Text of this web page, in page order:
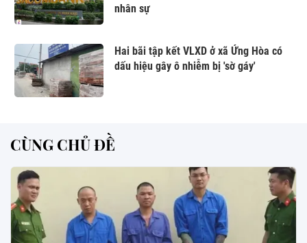
nhân sự
Hai bãi tập kết VLXD ở xã Ứng Hòa có
dấu hiệu gây ô nhiễm bị 'sờ gáy'
CÙNG CHỦ ĐỀ